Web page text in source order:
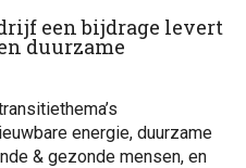
een bijdrage levert
duurzame
energie, duurzame
& gezonde mensen, en